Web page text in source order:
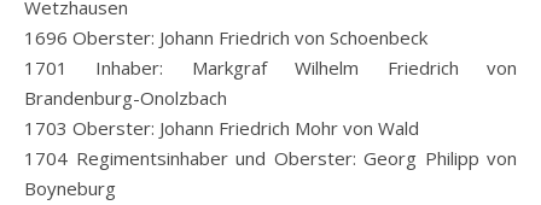
Wetzhausen
1696 Oberster: Johann Friedrich von Schoenbeck
1701 Inhaber: Markgraf Wilhelm Friedrich von
Brandenburg-Onolzbach
1703 Oberster: Johann Friedrich Mohr von Wald
1704 Regimentsinhaber und Oberster: Georg Philipp von
Boyneburg